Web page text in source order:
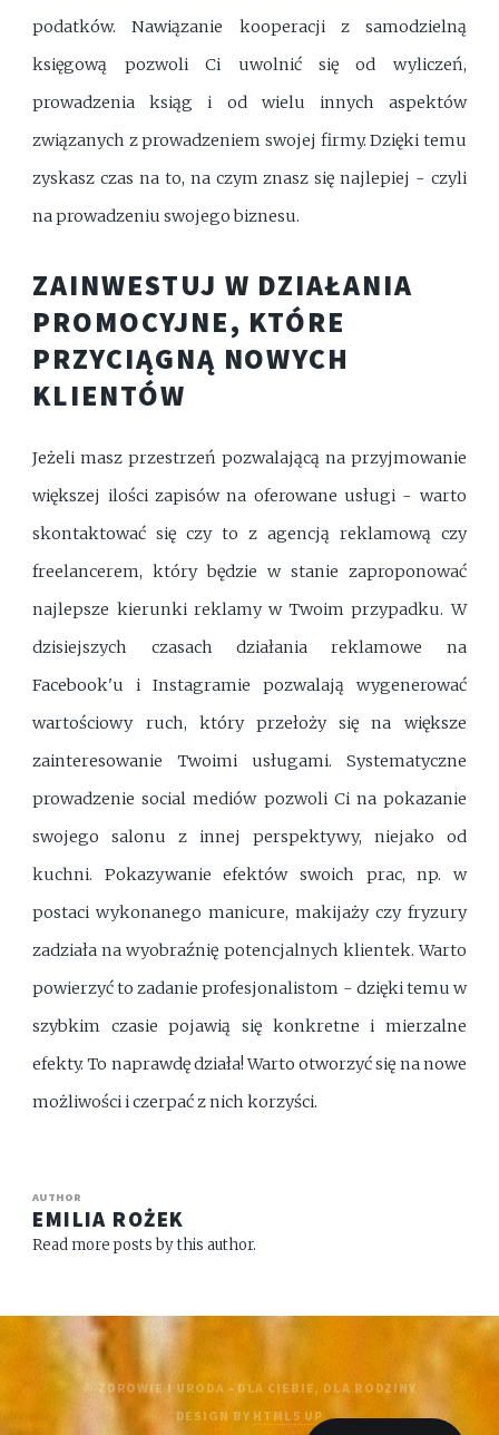
podatków. Nawiązanie kooperacji z samodzielną
księgową pozwoli Ci uwolnić się od wyliczeń,
prowadzenia ksiąg i od wielu innych aspektów
związanych z prowadzeniem swojej firmy. Dzięki temu
zyskasz czas na to, na czym znasz się najlepiej - czyli
na prowadzeniu swojego biznesu.
ZAINWESTUJ W DZIAŁANIA
PROMOCYJNE, KTÓRE
PRZYCIĄGNĄ NOWYCH
KLIENTÓW
Jeżeli masz przestrzeń pozwalającą na przyjmowanie
większej ilości zapisów na oferowane usługi - warto
skontaktować się czy to z agencją reklamową czy
freelancerem, który będzie w stanie zaproponować
najlepsze kierunki reklamy w Twoim przypadku. W
dzisiejszych czasach działania reklamowe na
Facebook'u i Instagramie pozwalają wygenerować
wartościowy ruch, który przełoży się na większe
zainteresowanie Twoimi usługami. Systematyczne
prowadzenie social mediów pozwoli Ci na pokazanie
swojego salonu z innej perspektywy, niejako od
kuchni. Pokazywanie efektów swoich prac, np. w
postaci wykonanego manicure, makijaży czy fryzury
zadziała na wyobraźnię potencjalnych klientek. Warto
powierzyć to zadanie profesjonalistom - dzięki temu w
szybkim czasie pojawią się konkretne i mierzalne
efekty. To naprawdę działa! Warto otworzyć się na nowe
możliwości i czerpać z nich korzyści.
AUTHOR
EMILIA ROŻEK
Read more posts by this author.
© ZDROWIE I URODA - DLA CIEBIE, DLA RODZINY
DESIGN BY HTML5 UP